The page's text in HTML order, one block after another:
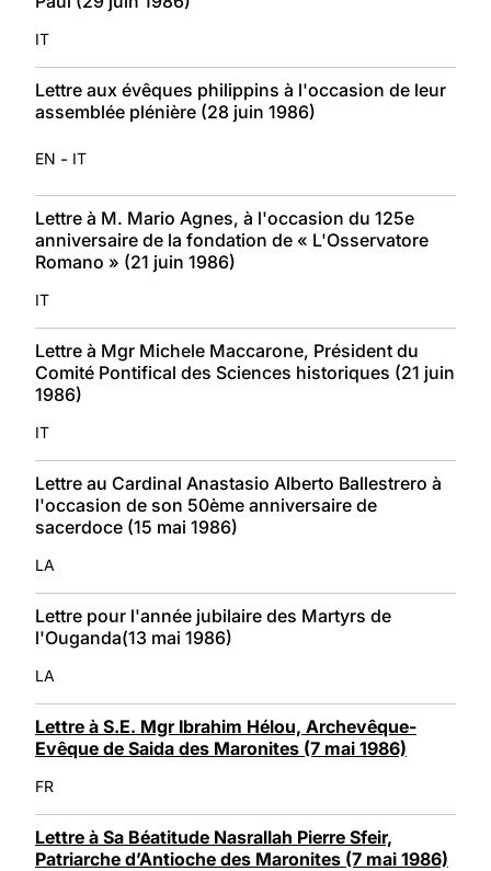
IT
Lettre aux évêques philippins à l'occasion de leur
assemblée plénière (28 juin 1986)
EN - IT
Lettre à M. Mario Agnes, à l'occasion du 125e
anniversaire de la fondation de « L'Osservatore
Romano » (21 juin 1986)
IT
Lettre à Mgr Michele Maccarone, Président du
Comité Pontifical des Sciences historiques (21 juin
1986)
IT
Lettre au Cardinal Anastasio Alberto Ballestrero à
l'occasion de son 50ème anniversaire de
sacerdoce (15 mai 1986)
LA
Lettre pour l'année jubilaire des Martyrs de
l'Ouganda(13 mai 1986)
LA
Lettre à S.E. Mgr Ibrahim Hélou, Archevêque-
Evêque de Saida des Maronites (7 mai 1986)
FR
Lettre à Sa Béatitude Nasrallah Pierre Sfeir,
Patriarche d’Antioche des Maronites (7 mai 1986)